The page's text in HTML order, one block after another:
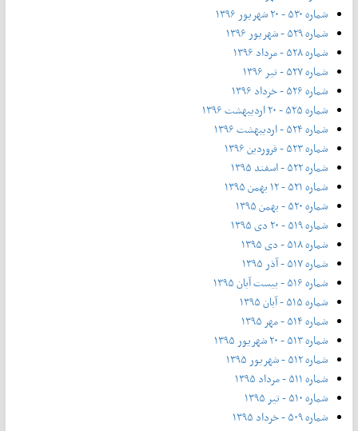
شماره ۵۳۰ - ۲۰ شهریور ۱۳۹۶
شماره ۵۲۹ - شهریور ۱۳۹۶
شماره ۵۲۸ - مرداد ۱۳۹۶
شماره ۵۲۷ - تیر ۱۳۹۶
شماره ۵۲۶ - خرداد ۱۳۹۶
شماره ۵۲۵ - ۲۰ اردیبهشت ۱۳۹۶
شماره ۵۲۴ - اردیبهشت ۱۳۹۶
شماره ۵۲۳ - فروردین ۱۳۹۶
شماره ۵۲۲ - اسفند ۱۳۹۵
شماره ۵۲۱ - ۱۲ بهمن ۱۳۹۵
شماره ۵۲۰ - بهمن ۱۳۹۵
شماره ۵۱۹ - ۲۰ دی ۱۳۹۵
شماره ۵۱۸ - دی ۱۳۹۵
شماره ۵۱۷ - آذر ۱۳۹۵
شماره ۵۱۶ - بیست آبان ۱۳۹۵
شماره ۵۱۵ - آبان ۱۳۹۵
شماره ۵۱۴ - مهر ۱۳۹۵
شماره ۵۱۳ - ۲۰ شهریور ۱۳۹۵
شماره ۵۱۲ - شهریور ۱۳۹۵
شماره ۵۱۱ - مرداد ۱۳۹۵
شماره ۵۱۰ - تیر ۱۳۹۵
شماره ۵۰۹ - خرداد ۱۳۹۵